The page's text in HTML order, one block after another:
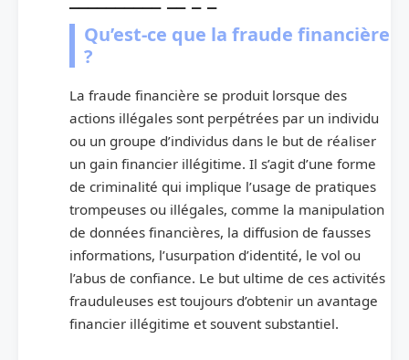
Qu’est-ce que la fraude financière
?
La fraude financière se produit lorsque des
actions illégales sont perpétrées par un individu
ou un groupe d’individus dans le but de réaliser
un gain financier illégitime. Il s’agit d’une forme
de criminalité qui implique l’usage de pratiques
trompeuses ou illégales, comme la manipulation
de données financières, la diffusion de fausses
informations, l’usurpation d’identité, le vol ou
l’abus de confiance. Le but ultime de ces activités
frauduleuses est toujours d’obtenir un avantage
financier illégitime et souvent substantiel.